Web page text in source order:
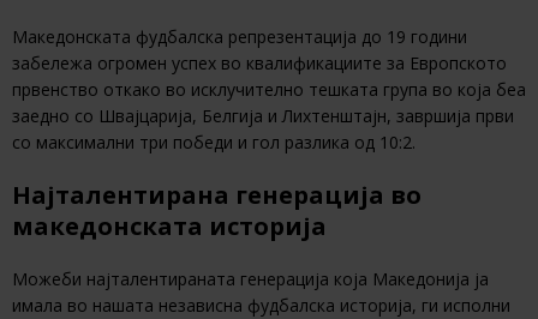
Македонската фудбалска репрезентација до 19 години
забележа огромен успех во квалификациите за Европското
првенство откако во исклучително тешката група во која беа
заедно со Швајцарија, Белгија и Лихтенштајн, завршија први
со максимални три победи и гол разлика од 10:2.
Најталентирана генерација во
македонската историја
Можеби најталентираната генерација која Македонија ја
имала во нашата независна фудбалска историја, ги исполни